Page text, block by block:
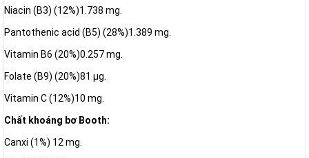
Niacin (B3) (12%)1.738 mg.
Pantothenic acid (B5) (28%)1.389 mg.
Vitamin B6 (20%)0.257 mg.
Folate (B9) (20%)81 μg.
Vitamin C (12%)10 mg.
Chất khoáng bơ Booth:
Canxi (1%) 12 mg.